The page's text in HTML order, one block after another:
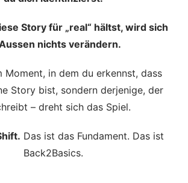
Story für „real“ hältst, wird sich
nichts verändern.
Moment, in dem du erkennst, dass
Story bist, sondern derjenige, der
– dreht sich das Spiel.
Das ist das Fundament. Das ist
Back2Basics.